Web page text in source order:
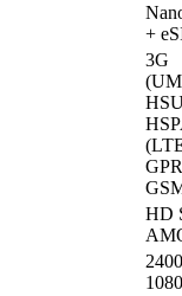
+
3G
HD
1080